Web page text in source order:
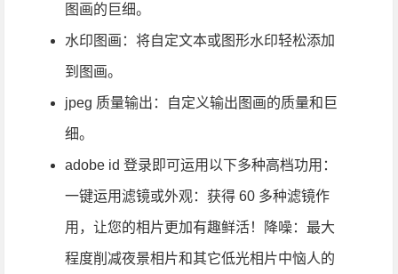
图画的巨细。
水印图画：将自定文本或图形水印轻松添加
到图画。
jpeg 质量输出：自定义输出图画的质量和巨
细。
adobe id 登录即可运用以下多种高档功用：
一键运用滤镜或外观：获得 60 多种滤镜作
用，让您的相片更加有趣鲜活！降噪：最大
程度削减夜景相片和其它低光相片中恼人的